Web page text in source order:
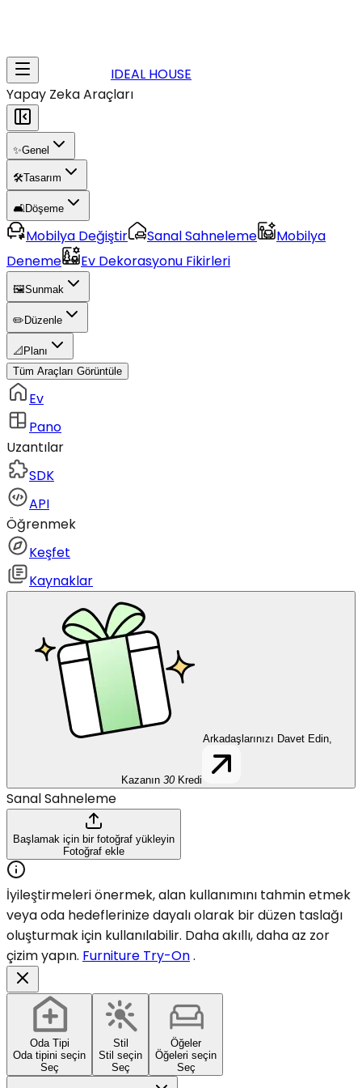
IDEAL HOUSE
Yapay Zeka Araçları
✨Genel
🛠️Tasarım
🛋️Döşeme
Mobilya Değiştir Sanal Sahneleme
Mobilya
Deneme
Ev Dekorasyonu Fikirleri
🖼️Sunmak
✏️ Düzenle
📐 Planı
Tüm Araçları Görüntüle
Ev
Pano
Uzantılar
SDK
API
Öğrenmek
Keşfet
Kaynaklar
Arkadaşlarınızı Davet Edin,
Kazanın 30 Kredi
Sanal Sahneleme
Başlamak için bir fotoğraf yükleyin
Fotoğraf ekle
İyileştirmeleri önermek, alan kullanımını tahmin etmek
veya oda hedeflerinize dayalı olarak bir düzen taslağı
oluşturmak için kullanılabilir. Daha akıllı, daha az zor
çizim yapın. Furniture Try-On.
Oda Tipi
Oda tipini seçin
Seç
Stil
Stil seçin
Seç
Öğeler
Öğeleri seçin
Seç